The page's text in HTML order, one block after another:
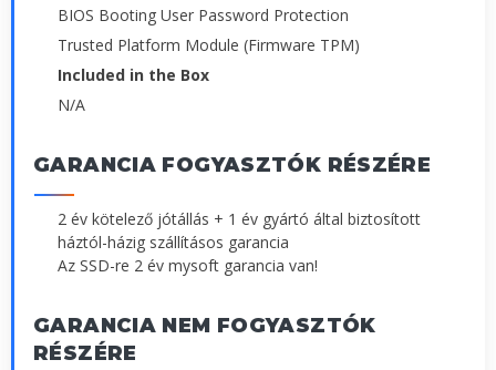
BIOS Booting User Password Protection
Trusted Platform Module (Firmware TPM)
Included in the Box
N/A
GARANCIA FOGYASZTÓK RÉSZÉRE
2 év kötelező jótállás + 1 év gyártó által biztosított
háztól-házig szállításos garancia
Az SSD-re 2 év mysoft garancia van!
GARANCIA NEM FOGYASZTÓK
RÉSZÉRE